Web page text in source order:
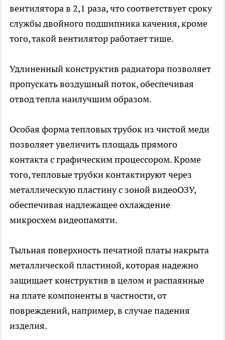
вентилятора в 2,1 раза, что соответствует сроку
службы двойного подшипника качения, кроме
того, такой вентилятор работает тише.
Удлиненный конструктив радиатора позволяет
пропускать воздушный поток, обеспечивая
отвод тепла наилучшим образом.
Особая форма тепловых трубок из чистой меди
позволяет увеличить площадь прямого
контакта с графическим процессором. Кроме
того, тепловые трубки контактируют через
металлическую пластину с зоной видеоОЗУ,
обеспечивая надлежащее охлаждение
микросхем видеопамяти.
Тыльная поверхность печатной платы накрыта
металлической пластиной, которая надежно
защищает конструктив в целом и распаянные
на плате компоненты в частности, от
повреждений, например, в случае падения
изделия.